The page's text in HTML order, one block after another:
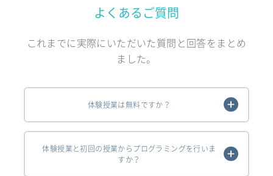
よくあるご質問
これまでに実際にいただいた質問と回答をまとめ
ました。
体験授業は無料ですか？
体験授業と初回の授業からプログラミングを行いま
すか？